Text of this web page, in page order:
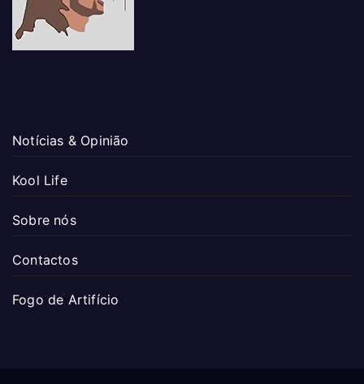
Notícias & Opinião
Kool Life
Sobre nós
Contactos
Fogo de Artifício